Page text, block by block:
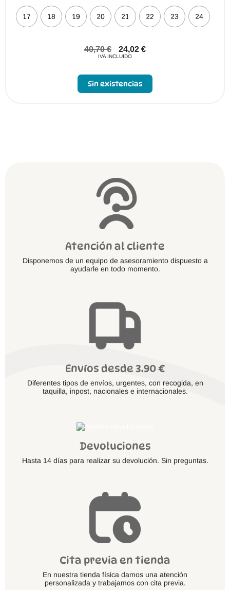
17 18 19 20 21 22 23 24
40,70€ 24,02 €
IVA INCLUIDO
Sin existencias
Atención al cliente
Disponemos de un equipo de asesoramiento dispuesto a
ayudarle en todo momento.
Envíos desde 3.90 €
Diferentes tipos de envíos, urgentes, con recogida, en
taquilla, inpost, nacionales e internacionales.
Devoluciones
Hasta 14 días para realizar su devolución. Sin preguntas.
Cita previa en tienda
En nuestra tienda física damos una atención
personalizada y trabajamos con cita previa.